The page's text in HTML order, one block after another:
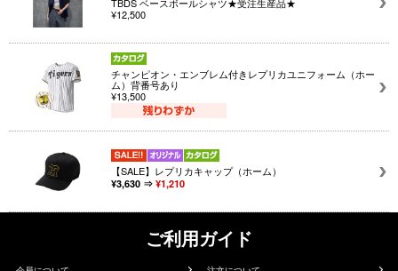
TBDS ベースボールシャツ★受注生産品★
¥12,500
チャンピオン・エンブレム付きレプリカユニフォーム（ホー
ム）背番号あり
¥13,500
【SALE】レプリカキャップ（ホーム）
¥3,630 ⇒ ¥1,210
ご利用ガイド